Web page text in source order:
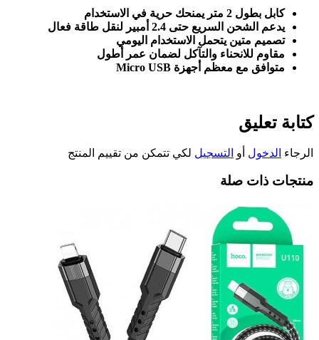
كابل بطول 2 متر يمنحك حرية في الاستخدام
يدعم الشحن السريع حتى 2.4 أمبير لنقل طاقة فعال
تصميم متين يتحمل الاستخدام اليومي
مقاوم للانحناء والتآكل لضمان عمر أطول
متوافق مع معظم أجهزة
كتابة تعليق
الرجاء الدخول أو التسجيل لكي تتمكن من تقييم المنتج
منتجات ذات صلة